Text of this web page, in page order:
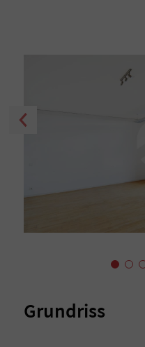
Grundriss